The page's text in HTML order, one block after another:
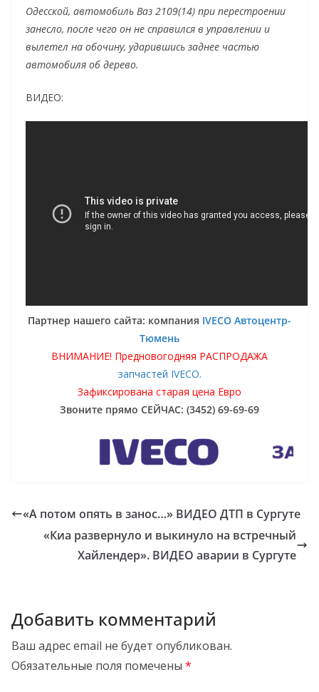
Одесской, автомобиль Ваз 2109(14) при перестроении
занесло, после чего он не справился в управлении и
вылетел на обочину, ударившись заднее частью
автомобиля об дерево.
ВИДЕО:
Партнер нашего сайта: компания IVECO Автоцентр-
Тюмень
ВНИМАНИЕ! Предновогодняя РАСПРОДАЖА
запчастей IVECO.
Зафиксирована старая цена Евро
Звоните прямо СЕЙЧАС: (3452) 69-69-69
«А потом опять в занос…» ВИДЕО ДТП в Сургуте
«Киа развернуло и выкинуло на встречный
Хайлендер». ВИДЕО аварии в Сургуте
Добавить комментарий
Ваш адрес email не будет опубликован.
Обязательные поля помечены *